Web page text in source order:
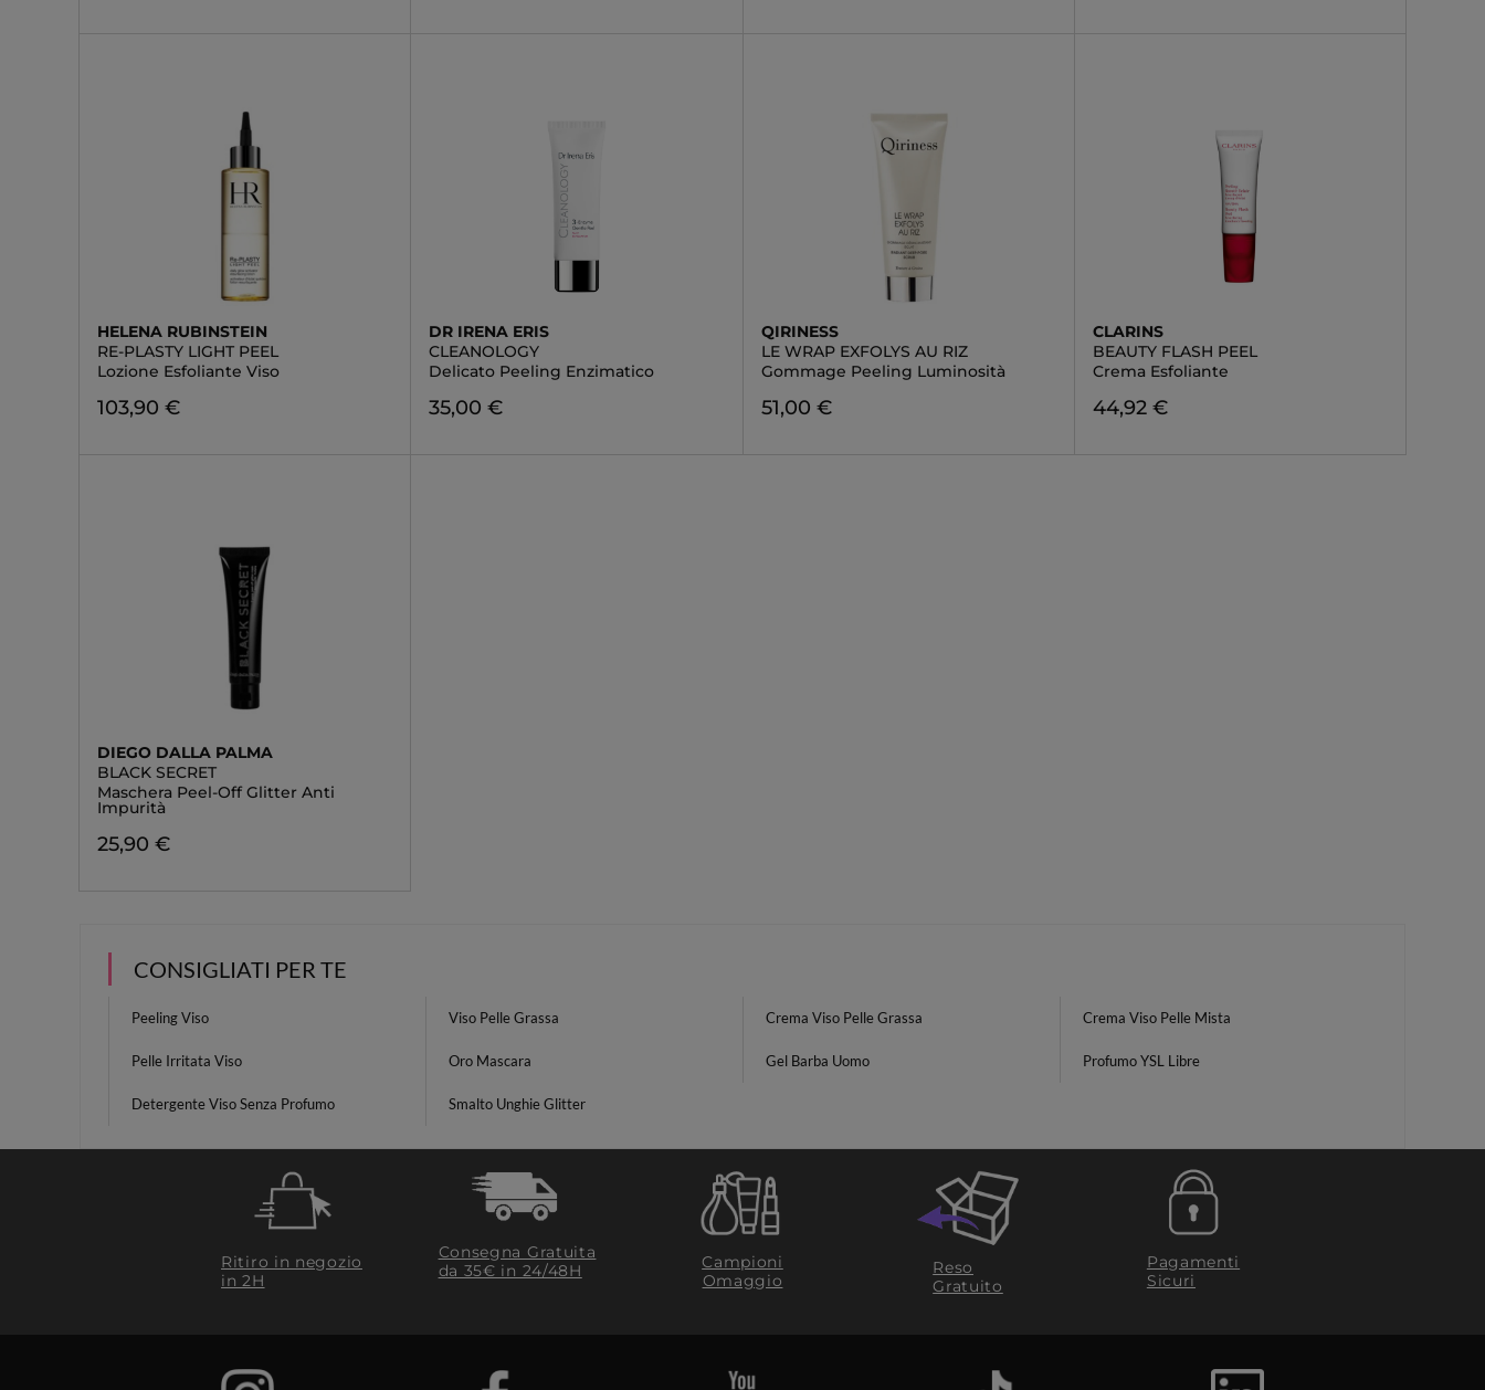
HELENA RUBINSTEIN
RE-PLASTY LIGHT PEEL
Lozione Esfoliante Viso
103,90 €
DR IRENA ERIS
CLEANOLOGY
Delicato Peeling Enzimatico
35,00 €
QIRINESS
LE WRAP EXFOLYS AU RIZ
Gommage Peeling Luminosità
51,00 €
CLARINS
BEAUTY FLASH PEEL
Crema Esfoliante
44,92 €
DIEGO DALLA PALMA
BLACK SECRET
Maschera Peel-Off Glitter Anti
Impurità
25,90 €
CONSIGLIATI PER TE
Peeling Viso Viso Pelle Grassa Crema Viso Pelle Grassa Crema Viso Pelle Mista
Pelle Irritata Viso Oro Mascara Gel Barba Uomo Profumo YSL Libre
Detergente Viso Senza Profumo Smalto Unghie Glitter
Ritiro in negozio
in 2H
Consegna Gratuita
da 35€​ in 24/48H
Campioni
Omaggio
Reso
Gratuito
Pagamenti
Sicuri